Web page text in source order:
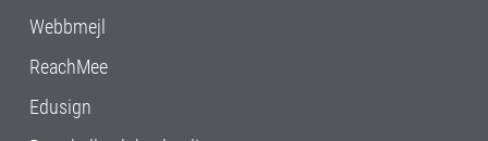
Webbmejl
ReachMee
Edusign